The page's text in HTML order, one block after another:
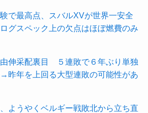
で最高点、スバルXVが世界一安全
グスペック上の欠点はほぼ燃費のみ
伸采配裏目 ５連敗で６年ぶり単独
昨年を上回る大型連敗の可能性があ
ようやくベルギー戦敗北から立ち直